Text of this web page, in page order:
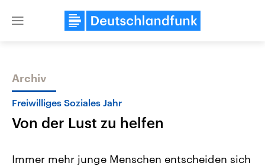
Close
Themen
Archiv
Freiwilliges Soziales Jahr
Von der Lust zu helfen
Immer mehr junge Menschen entscheiden sich